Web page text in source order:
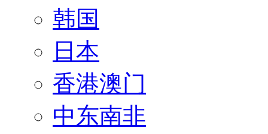
韩国
日本
香港澳门
中东南非